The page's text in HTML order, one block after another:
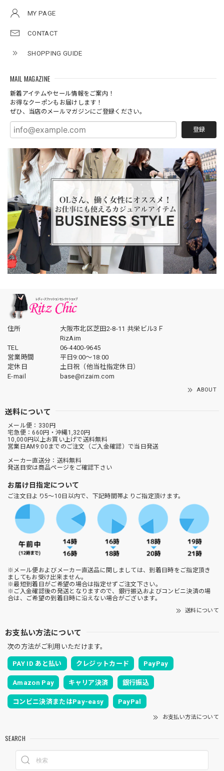
MY PAGE
CONTACT
SHOPPING GUIDE
MAIL MAGAZINE
新着アイテムやセール情報をご案内！
お得なクーポンもお届けします！
ぜひ、当店のメールマガジンにご登録ください。
登録
住所
大阪市北区芝田2-8-11 共栄ビル3Ｆ
RizAim
TEL
06-4400-9645
営業時間
平日9:00～18:00
定休日
土日祝（他当社指定休日）
E-mail
base@rizaim.com
ABOUT
送料について
メール便：330円
宅急便：660円・沖縄1,320円
10,000円以上お買い上げで送料無料
営業日AM9:00までのご注文（ご入金確認）で当日発送
メーカー直送分：送料無料
発送目安は商品ページをご確認下さい
お届け日指定について
ご注文日より5～10日以内で、下記時間帯よりご指定頂けます。
※メール便およびメーカー直送品に関しましては、到着日時をご指定頂き
ましてもお受け出来ません。
※最短到着日がご希望の場合は指定せずご注文下さい。
※ご入金確認後の発送となりますので、銀行振込およびコンビニ決済の場
合は、ご希望の到着日時に沿えない場合がございます。
送料について
お支払い方法について
次の方法がご利用いただけます。
PAY ID あと払い クレジットカード PayPay
Amazon Pay キャリア決済 銀行振込
コンビニ決済またはPay-easy PayPal
お支払い方法について
SEARCH